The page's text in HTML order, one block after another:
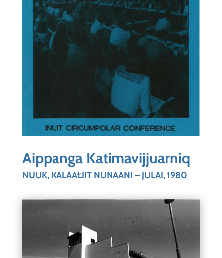
Aippanga Katimavijjuarniq
NUUK, KALAAŁIIT NUNAANI – JULAI, 1980